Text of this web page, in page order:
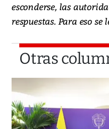
esconderse, las
respuestas. Para eso se
Otras